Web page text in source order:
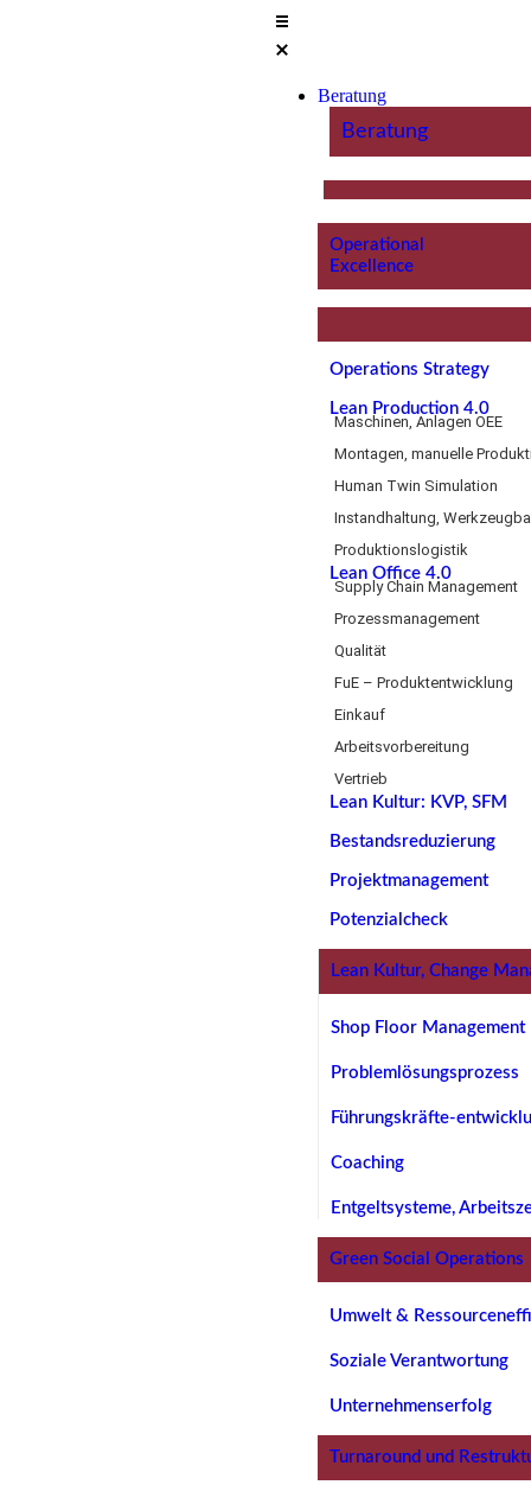
Beratung
Beratung
Operational
Excellence
Operations Strategy
Lean Production 4.0
Maschinen, Anlagen OEE
Montagen, manuelle
Human Twin Simulation
Instandhaltung,
Produktionslogistik
Lean Office 4.0
Supply Chain Management
Prozessmanagement
Qualität
FuE – Produktentwicklung
Einkauf
Arbeitsvorbereitung
Vertrieb
Lean Kultur: KVP, SFM
Bestandsreduzierung
Projektmanagement
Potenzialcheck
Lean Kultur, Change
Shop Floor Management
Problemlösungsprozess
Führungskräfte-
Coaching
Entgeltsysteme,
Green Social Operations
Umwelt &
Soziale Verantwortung
Unternehmenserfolg
Turnaround und